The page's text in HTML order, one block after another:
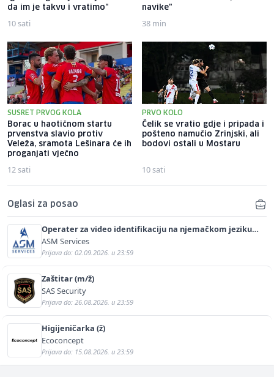
da im je takvu i vratimo"
10 sati
navike"
38 min
SUSRET PRVOG KOLA
Borac u haotičnom startu
prvenstva slavio protiv
Veleža, sramota Lešinara će ih
proganjati vječno
12 sati
PRVO KOLO
Čelik se vratio gdje i pripada i
pošteno namučio Zrinjski, ali
bodovi ostali u Mostaru
10 sati
Oglasi za posao
Operater za video identifikaciju na njemačkom jeziku
(m/ž)
ASM Services
Prijava do: 02.09.2026. u 23:59
Zaštitar (m/ž)
SAS Security
Prijava do: 26.08.2026. u 23:59
Higijeničarka (ž)
Ecoconcept
Prijava do: 15.08.2026. u 23:59